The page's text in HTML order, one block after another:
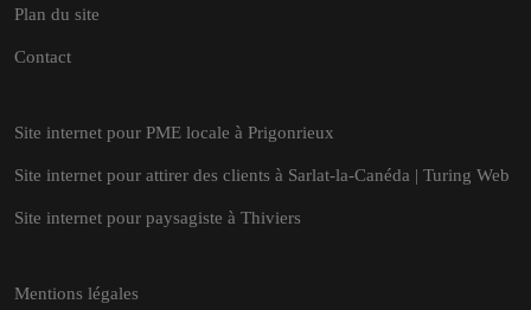
Plan du site
Contact
Site internet pour PME locale à Prigonrieux
Site internet pour attirer des clients à Sarlat-la-Canéda | Turing Web
Site internet pour paysagiste à Thiviers
Mentions légales